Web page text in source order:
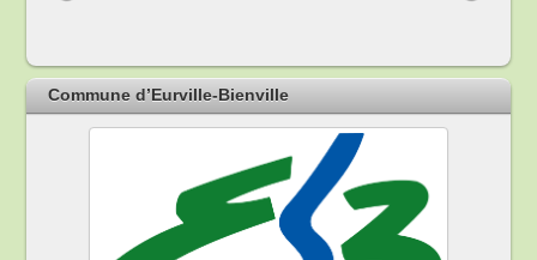
Commune d’Eurville-Bienville